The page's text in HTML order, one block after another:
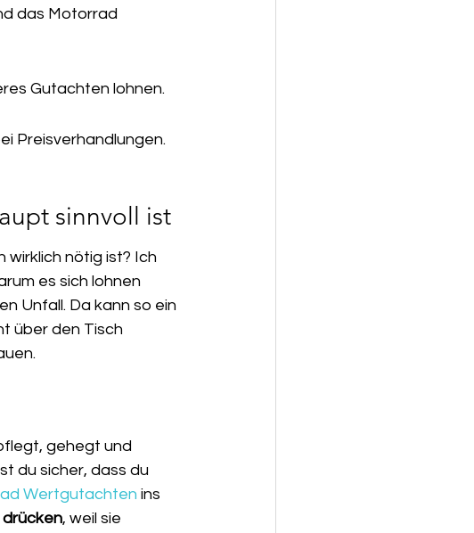
das Motorrad
Gutachten lohnen.
Preisverhandlungen.
sinnvoll ist
nötig ist? Ich
es sich lohnen
Unfall. Da kann so ein
über den Tisch
gehegt und
du sicher, dass du
Wertgutachten ins
drücken, weil sie